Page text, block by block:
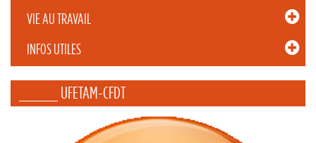
VIE AU TRAVAIL
INFOS UTILES
_____ UFETAM-CFDT